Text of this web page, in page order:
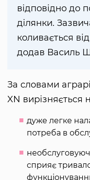
відповідно до
ділянки.
коливається
додав Василь
За словами
XN
дуже легке
потреба в
сприяє